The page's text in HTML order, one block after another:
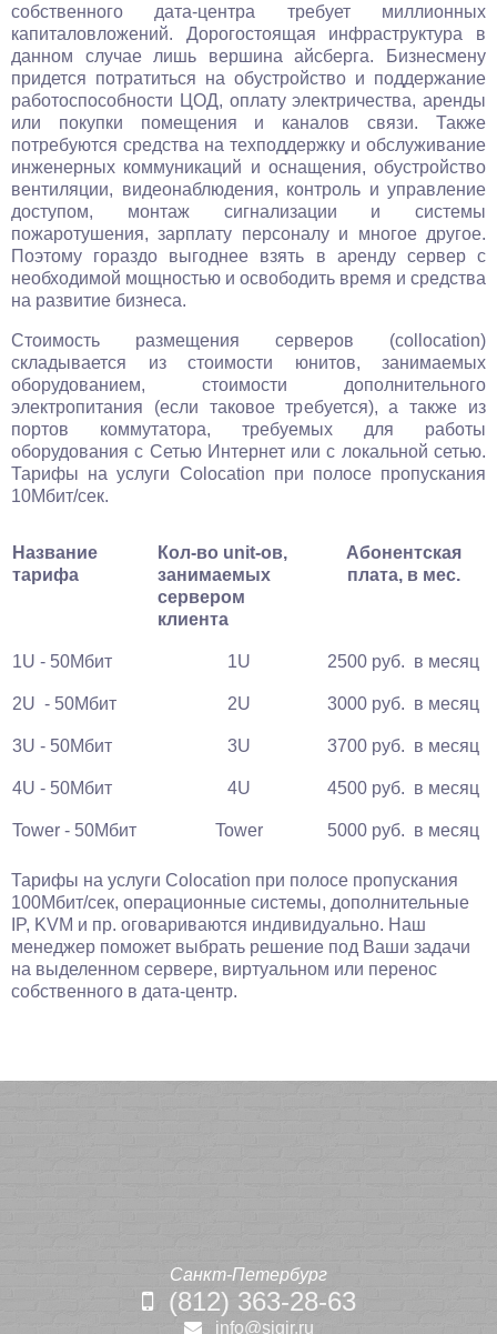
собственного дата-центра требует миллионных
капиталовложений. Дорогостоящая инфраструктура в
данном случае лишь вершина айсберга. Бизнесмену
придется потратиться на обустройство и поддержание
работоспособности ЦОД, оплату электричества, аренды
или покупки помещения и каналов связи. Также
потребуются средства на техподдержку и обслуживание
инженерных коммуникаций и оснащения, обустройство
вентиляции, видеонаблюдения, контроль и управление
доступом, монтаж сигнализации и системы
пожаротушения, зарплату персоналу и многое другое.
Поэтому гораздо выгоднее взять в аренду сервер с
необходимой мощностью и освободить время и средства
на развитие бизнеса.
Стоимость размещения серверов (collocation)
складывается из стоимости юнитов, занимаемых
оборудованием, стоимости дополнительного
электропитания (если таковое требуется), а также из
портов коммутатора, требуемых для работы
оборудования с Сетью Интернет или с локальной сетью.
Тарифы на услуги Colocation при полосе пропускания
10Мбит/сек.
Название
тарифа
Кол-во unit-ов,
занимаемых
сервером
клиента
Абонентская
плата, в мес.
1U - 50Мбит 1U 2500 руб. в месяц
2U - 50Мбит 2U 3000 руб. в месяц
3U - 50Мбит 3U 3700 руб. в месяц
4U - 50Мбит 4U 4500 руб. в месяц
Tower - 50Мбит Tower 5000 руб. в месяц
Тарифы на услуги Colocation при полосе пропускания
100Мбит/сек, операционные системы, дополнительные
IP, KVM и пр. оговариваются индивидуально. Наш
менеджер поможет выбрать решение под Ваши задачи
на выделенном сервере, виртуальном или перенос
собственного в дата-центр.
Санкт-Петербург
(812) 363-28-63
info@sigir.ru